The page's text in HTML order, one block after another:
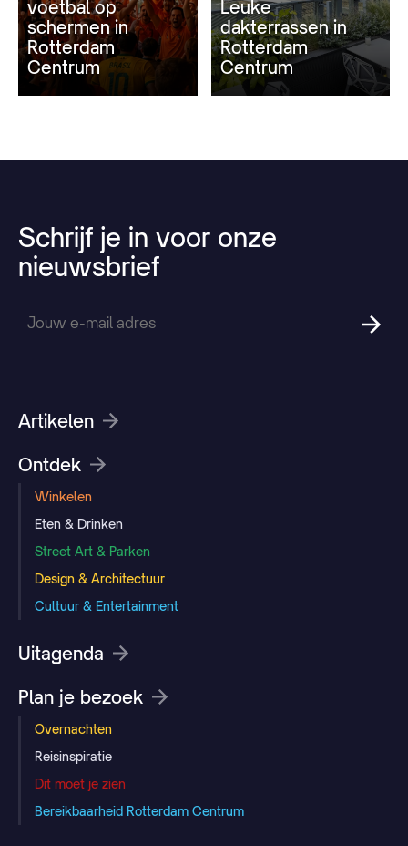
voetbal op
schermen in
Rotterdam
Centrum
Leuke
dakterrassen in
Rotterdam
Centrum
Schrijf je in voor onze
nieuwsbrief
Artikelen
Ontdek
Winkelen
Eten & Drinken
Street Art & Parken
Design & Architectuur
Cultuur & Entertainment
Uitagenda
Plan je bezoek
Overnachten
Reisinspiratie
Dit moet je zien
Bereikbaarheid Rotterdam Centrum